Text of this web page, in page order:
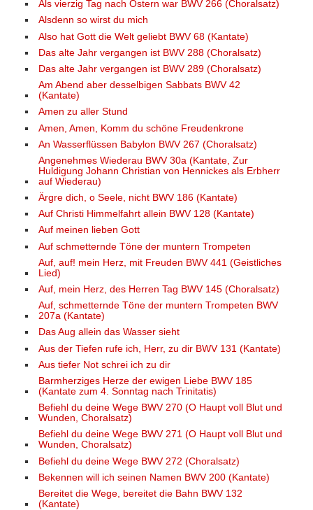
Als vierzig Tag nach Ostern war BWV 266 (Choralsatz)
Alsdenn so wirst du mich
Also hat Gott die Welt geliebt BWV 68 (Kantate)
Das alte Jahr vergangen ist BWV 288 (Choralsatz)
Das alte Jahr vergangen ist BWV 289 (Choralsatz)
Am Abend aber desselbigen Sabbats BWV 42
(Kantate)
Amen zu aller Stund
Amen, Amen, Komm du schöne Freudenkrone
An Wasserflüssen Babylon BWV 267 (Choralsatz)
Angenehmes Wiederau BWV 30a (Kantate, Zur
Huldigung Johann Christian von Hennickes als Erbherr
auf Wiederau)
Ärgre dich, o Seele, nicht BWV 186 (Kantate)
Auf Christi Himmelfahrt allein BWV 128 (Kantate)
Auf meinen lieben Gott
Auf schmetternde Töne der muntern Trompeten
Auf, auf! mein Herz, mit Freuden BWV 441 (Geistliches
Lied)
Auf, mein Herz, des Herren Tag BWV 145 (Choralsatz)
Auf, schmetternde Töne der muntern Trompeten BWV
207a (Kantate)
Das Aug allein das Wasser sieht
Aus der Tiefen rufe ich, Herr, zu dir BWV 131 (Kantate)
Aus tiefer Not schrei ich zu dir
Barmherziges Herze der ewigen Liebe BWV 185
(Kantate zum 4. Sonntag nach Trinitatis)
Befiehl du deine Wege BWV 270 (O Haupt voll Blut und
Wunden, Choralsatz)
Befiehl du deine Wege BWV 271 (O Haupt voll Blut und
Wunden, Choralsatz)
Befiehl du deine Wege BWV 272 (Choralsatz)
Bekennen will ich seinen Namen BWV 200 (Kantate)
Bereitet die Wege, bereitet die Bahn BWV 132
(Kantate)